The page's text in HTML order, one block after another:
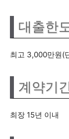
대출한
최고 3,000만원(
계약기
최장 15년 이내